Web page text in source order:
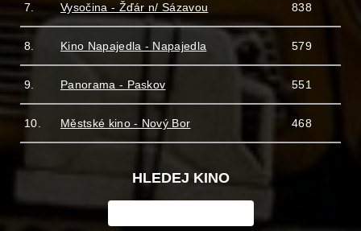
7. Vysočina - Žďár n/ Sázavou 838
8. Kino Napajedla - Napajedla 579
9. Panorama - Paskov 551
10. Městské kino - Nový Bor 468
HLEDEJ KINO